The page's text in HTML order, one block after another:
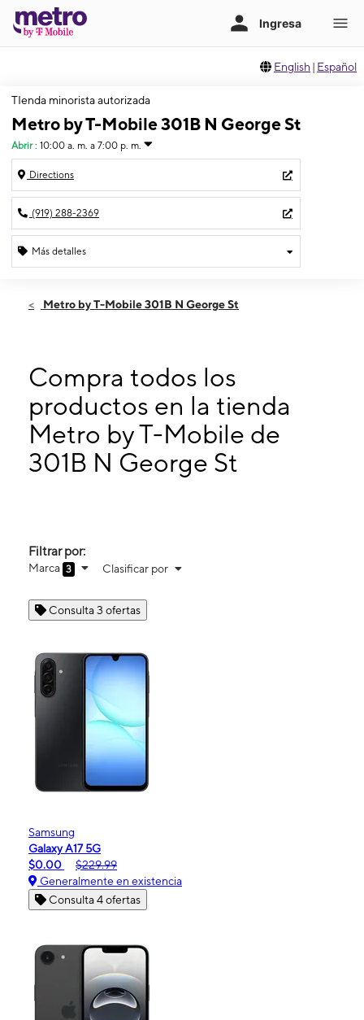
English | Español
TIenda minorista autorizada
Metro by T-Mobile 301B N George St
Abrir : 10:00 a. m. a 7:00 p. m.
Directions
(919) 288-2369
Más detalles
Viernes:10:00 a. m. a 7:00 p. m.
Martes:
10:00 a. m. a 7:00 p. m.
Miérc: 10:00 a. m. a 7:00 p. m.
Jueves:10:00 a. m. a 7:00 p. m.
301B N George St Goldsboro, NC 27530
Metro by T-Mobile 301B N George St
Compra todos los
productos en la tienda
Metro by T-Mobile de
301B N George St
Filtrar por:
Marca 3 Clasificar por
Consulta 3 ofertas
Samsung
Galaxy A17 5G
$0.00
$229.99
Generalmente en existencia
Consulta 4 ofertas